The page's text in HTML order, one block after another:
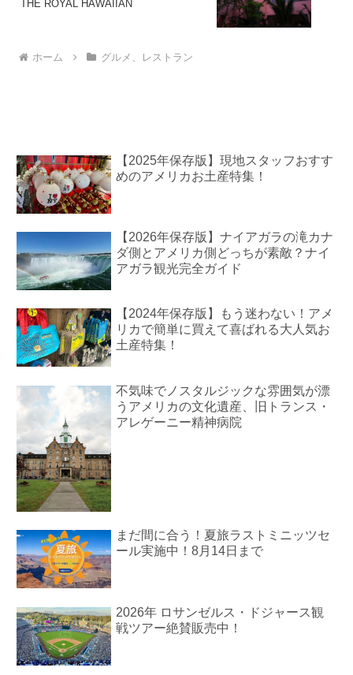
THE ROYAL HAWAIIAN
ホーム グルメ、レストラン
【2025年保存版】現地スタッフおすす
めのアメリカお土産特集！
【2026年保存版】ナイアガラの滝カナ
ダ側とアメリカ側どっちが素敵？ナイ
アガラ観光完全ガイド
【2024年保存版】もう迷わない！アメ
リカで簡単に買えて喜ばれる大人気お
土産特集！
不気味でノスタルジックな雰囲気が漂
うアメリカの文化遺産、旧トランス・
アレゲーニー精神病院
まだ間に合う！夏旅ラストミニッツセ
ール実施中！8月14日まで
2026年 ロサンゼルス・ドジャース観
戦ツアー絶賛販売中！